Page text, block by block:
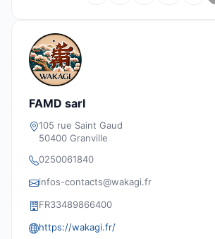
FAMD sarl
105 rue Saint Gaud
50400 Granville
0250061840
infos-contacts@wakagi.fr
FR33489866400
https://wakagi.fr/